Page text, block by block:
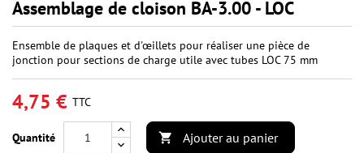
Assemblage de cloison BA-3.00 - LOC
Ensemble de plaques et d'œillets pour réaliser une pièce de
jonction pour sections de charge utile avec tubes LOC 75 mm
4,75 € TTC
Quantité  Ajouter au panier